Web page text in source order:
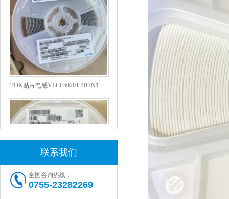
TDK贴片电感VLCF5020T-4R7N1R7-1
联系我们
全国咨询热线：
0755-23282269